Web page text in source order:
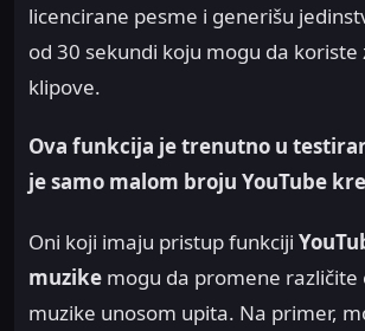
licencirane pesme i generišu
od 30 sekundi koju mogu da koriste
klipove.
Ova funkcija je trenutno u
je samo malom broju YouTube
Oni koji imaju pristup funkciji
muzike mogu da promene različite
muzike unosom upita. Na primer,